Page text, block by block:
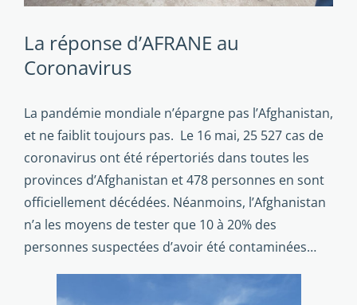
La réponse d’AFRANE au
Coronavirus
La pandémie mondiale n’épargne pas l’Afghanistan,
et ne faiblit toujours pas. Le 16 mai, 25 527 cas de
coronavirus ont été répertoriés dans toutes les
provinces d’Afghanistan et 478 personnes en sont
officiellement décédées. Néanmoins, l’Afghanistan
n’a les moyens de tester que 10 à 20% des
personnes suspectées d’avoir été contaminées…